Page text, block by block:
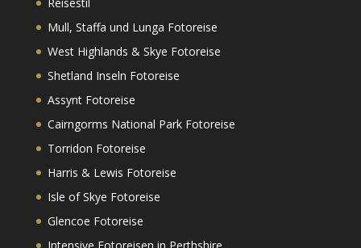
Mull, Staffa und Lunga Fotoreise
West Highlands & Skye Fotoreise
Shetland Inseln Fotoreise
Assynt Fotoreise
Cairngorms National Park Fotoreise
Torridon Fotoreise
Harris & Lewis Fotoreise
Isle of Skye Fotoreise
Glencoe Fotoreise